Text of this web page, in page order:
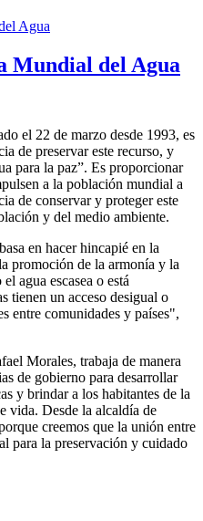
Mundial del Agua
el 22 de marzo desde 1993, es
de preservar este recurso, y
para la paz”. Es proporcionar
a la población mundial a
de conservar y proteger este
y del medio ambiente.
en hacer hincapié en la
promoción de la armonía y la
agua escasea o está
tienen un acceso desigual o
entre comunidades y países",
Morales, trabaja de manera
de gobierno para desarrollar
y brindar a los habitantes de la
vida. Desde la alcaldía de
creemos que la unión entre
para la preservación y cuidado